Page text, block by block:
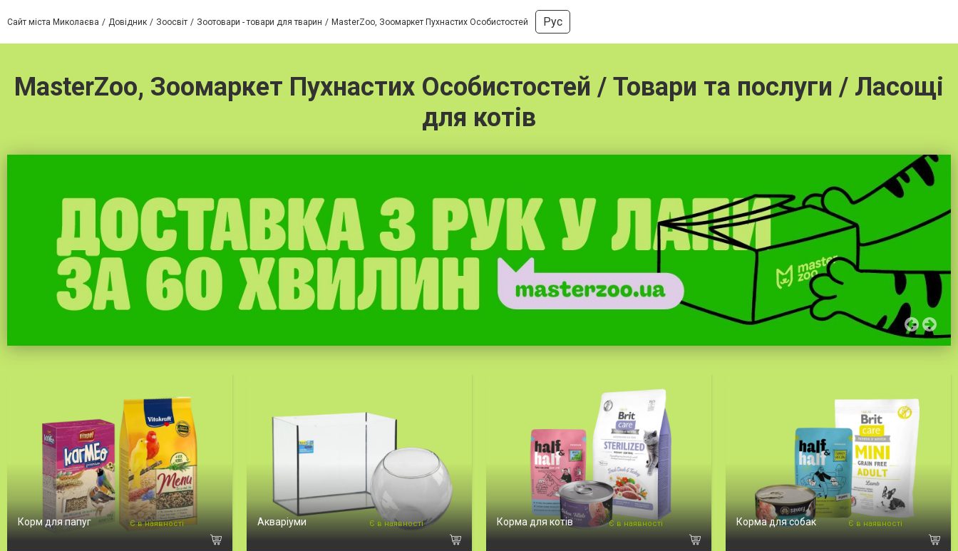
Сайт міста Миколаєва Довідник Зоосвіт Зоотовари - товари для тварин MasterZoo, Зоомаркет Пухнастих Особистостей Рус
MasterZoo, Зоомаркет Пухнастих Особистостей / Товари та послуги / Ласощі
для котів
Корм для папуг Є в наявності Акваріуми Є в наявності Корма для котів Є в наявності Корма для собак Є в наявності